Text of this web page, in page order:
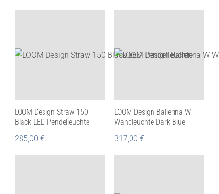
LOOM Design Straw 150
Black LED-Pendelleuchte
285,00 €
LOOM Design Ballerina W
Wandleuchte Dark Blue
317,00 €